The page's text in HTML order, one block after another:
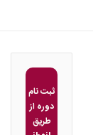
ثبت نام
دوره از
طریق